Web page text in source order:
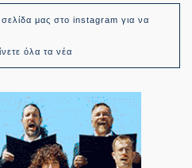
μας στο instagram για να
όλα τα νέα